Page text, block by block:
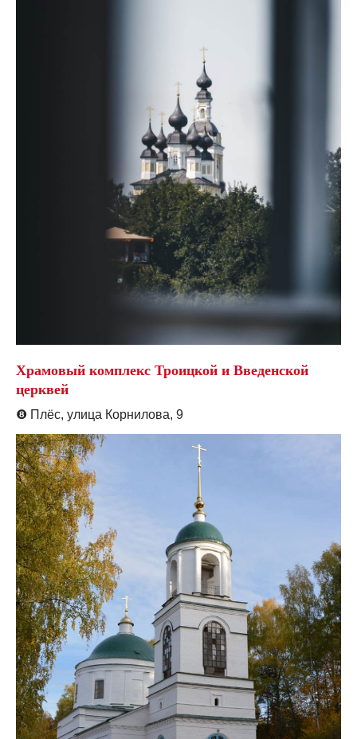
Храмовый комплекс Троицкой и Введенской
церквей
❽ Плёс, улица Корнилова, 9